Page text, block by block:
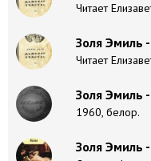
Читает
Золя Эмиль
Читает
Золя Эмиль
1960, белор.
Золя Эмиль